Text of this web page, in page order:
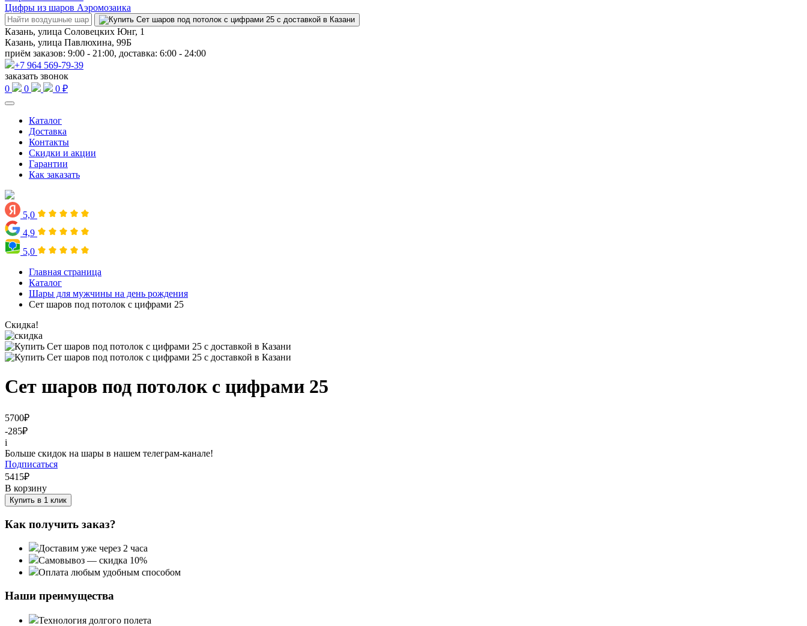
Цифры из шаров Аэромозаика
Казань, улица Соловецких Юнг, 1
Казань, улица Павлюхина, 99Б
приём заказов: 9:00 - 21:00, доставка: 6:00 - 24:00
+7 964 569-79-39
заказать звонок
0
0 0 ₽
Каталог
Доставка
Контакты
Скидки и акции
Гарантии
Как заказать
5,0
4,9
5,0
Главная страница
Каталог
Шары для мужчины на день рождения
Сет шаров под потолок с цифрами 25
Скидка!
Сет шаров под потолок с цифрами 25
5700₽
-285₽
i
Больше скидок на шары в нашем телеграм-канале!
Подписаться
5415₽
В корзину
Купить в 1 клик
Как получить заказ?
Доставим уже через 2 часа
Самовывоз — скидка 10%
Оплата любым удобным способом
Наши преимущества
Технология долгого полета